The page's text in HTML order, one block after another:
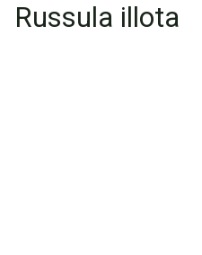
Russula illota